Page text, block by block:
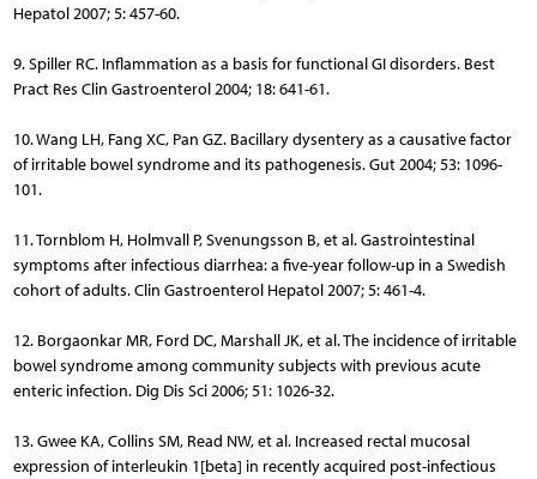
Hepatol 2007; 5: 457-60.
9. Spiller RC. Inflammation as a basis for functional GI disorders. Best
Pract Res Clin Gastroenterol 2004; 18: 641-61.
10. Wang LH, Fang XC, Pan GZ. Bacillary dysentery as a causative factor
of irritable bowel syndrome and its pathogenesis. Gut 2004; 53: 1096-
101.
11. Tornblom H, Holmvall P, Svenungsson B, et al. Gastrointestinal
symptoms after infectious diarrhea: a five-year follow-up in a Swedish
cohort of adults. Clin Gastroenterol Hepatol 2007; 5: 461-4.
12. Borgaonkar MR, Ford DC, Marshall JK, et al. The incidence of irritable
bowel syndrome among community subjects with previous acute
enteric infection. Dig Dis Sci 2006; 51: 1026-32.
13. Gwee KA, Collins SM, Read NW, et al. Increased rectal mucosal
expression of interleukin 1[beta] in recently acquired post-infectious